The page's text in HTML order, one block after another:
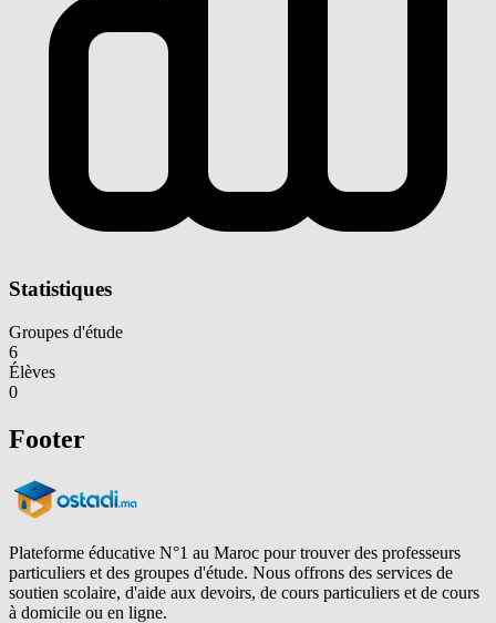
Statistiques
Groupes d'étude
6
Élèves
0
Footer
Plateforme éducative N°1 au Maroc pour trouver des professeurs
particuliers et des groupes d'étude. Nous offrons des services de
soutien scolaire, d'aide aux devoirs, de cours particuliers et de cours
à domicile ou en ligne.